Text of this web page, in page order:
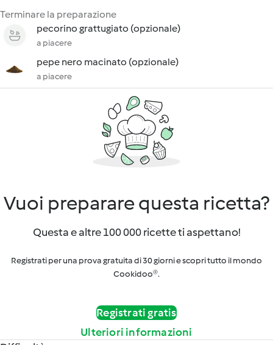
Terminare la preparazione
pecorino grattugiato (opzionale)
a piacere
pepe nero macinato (opzionale)
a piacere
Vuoi preparare questa ricetta?
Questa e altre 100 000 ricette ti aspettano!
Registrati per una prova gratuita di 30 giorni e scopri tutto il mondo
Cookidoo®.
Registrati gratis
Ulteriori informazioni